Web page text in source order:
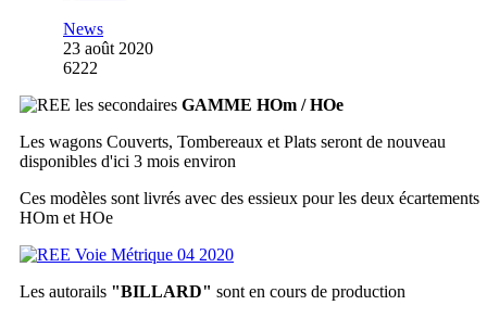
News
23 août 2020
6222
GAMME HOm / HOe
Les wagons Couverts, Tombereaux et Plats seront de nouveau
disponibles d'ici 3 mois environ
Ces modèles sont livrés avec des essieux pour les deux écartements
HOm et HOe
Les autorails "BILLARD" sont en cours de production